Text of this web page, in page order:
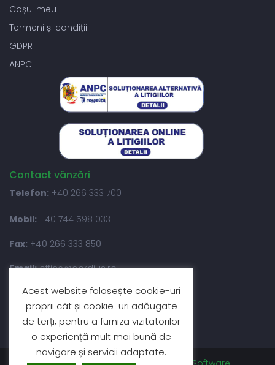
Coșul meu
Termeni și condiții
GDPR
ANPC
Contact vânzări
Telefon: +40 266 333 700
Mobil: +40 744 598 033
Fax: +40 266 333 850
Email: office@gordius.ro
Program:8:00 – 16:00
Acest website folosește cookie-uri
proprii cât și cookie-uri adăugate
de terți, pentru a furniza vizitatorilor
o experiență mult mai bună de
navigare și servicii adaptate.